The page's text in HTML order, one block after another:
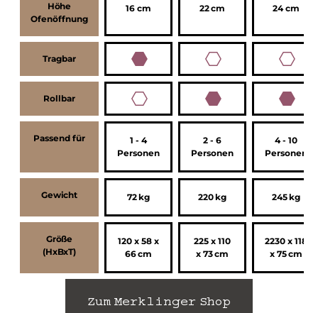
Höhe
Ofenöffnung
16 cm 22 cm 24 cm
Tragbar
Rollbar
Passend für
1 - 4
Personen
2 - 6
Personen
4 - 10
Personen
Gewicht 72 kg 220 kg 245 kg
Größe
(HxBxT)
120 x 58 x
66 cm
225 x 110
x 73 cm
2230 x 118
x 75 cm
Zum Merklinger Shop